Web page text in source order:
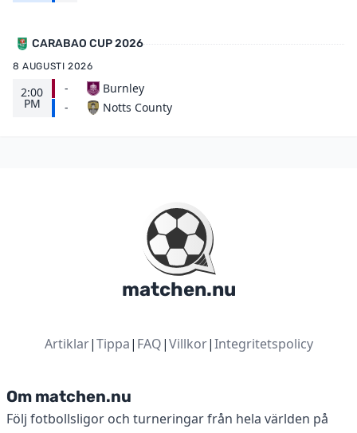
CARABAO CUP 2026
8 AUGUSTI 2026
2:00
PM
-
-
Burnley
Notts County
matchen.nu
Artiklar|Tippa| FAQ|Villkor|Integritetspolicy
Om matchen.nu
Följ fotbollsligor och turneringar från hela världen på